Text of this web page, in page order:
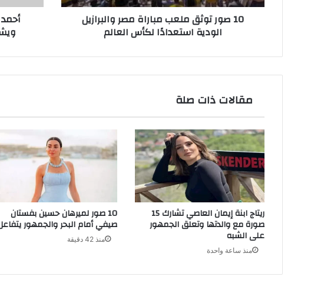
بأغاني
استعدادًا
10 صور توثق ملعب مباراة مصر والبرازيل
الودية استعدادًا لكأس العالم
مقالات ذات صلة
10 صور لميرهان حسين بفستان
صيفي أمام البحر والجمهور
منذ 42 دقيقة
ريتاج ابنة إيمان العاصي تشارك 15
صورة مع والدتها وتعلق الجمهور
على الشبه
منذ ساعة واحدة